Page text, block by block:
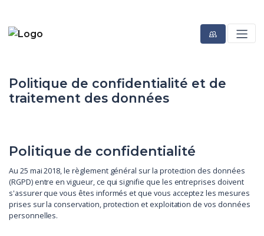
Politique de confidentialité et de
traitement des données
Politique de confidentialité
Au 25 mai 2018, le règlement général sur la protection des données
(RGPD) entre en vigueur, ce qui signifie que les entreprises doivent
s'assurer que vous êtes informés et que vous acceptez les mesures
prises sur la conservation, protection et exploitation de vos données
personnelles.